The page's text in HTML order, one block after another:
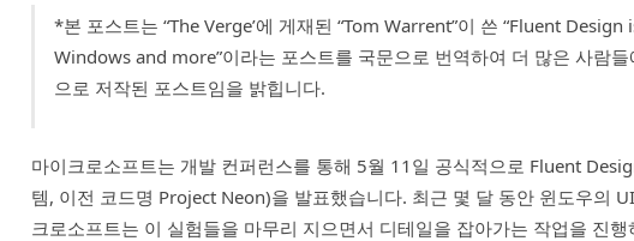
*본 포스트는 “The Verge’에 게재된 “Tom Warrent”이 쓴 “Fluent
Windows and more”이라는 포스트를 국문으로 번역하여 더 많은 사람
으로 저작된 포스트임을 밝힙니다.
마이크로소프트는 개발 컨퍼런스를 통해 5월 11일 공식적으로 Fluent
템, 이전 코드명 Project Neon)을 발표했습니다. 최근 몇 달 동안 윈도우의
크로소프트는 이 실험들을 마무리 지으면서 디테일을 잡아가는 작업을 진